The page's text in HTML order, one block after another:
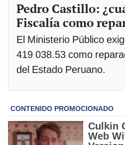
Pedro Castillo:
Fiscalía como
El Ministerio Público
419 038.53 como
del Estado Peruano.